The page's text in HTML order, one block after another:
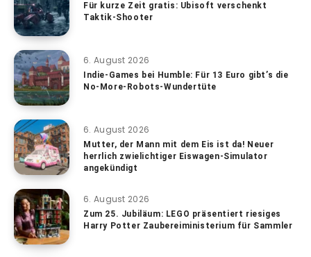
Für kurze Zeit gratis: Ubisoft verschenkt
Taktik-Shooter
6. August 2026
Indie-Games bei Humble: Für 13 Euro gibt’s die
No-More-Robots-Wundertüte
6. August 2026
Mutter, der Mann mit dem Eis ist da! Neuer
herrlich zwielichtiger Eiswagen-Simulator
angekündigt
6. August 2026
Zum 25. Jubiläum: LEGO präsentiert riesiges
Harry Potter Zaubereiministerium für Sammler